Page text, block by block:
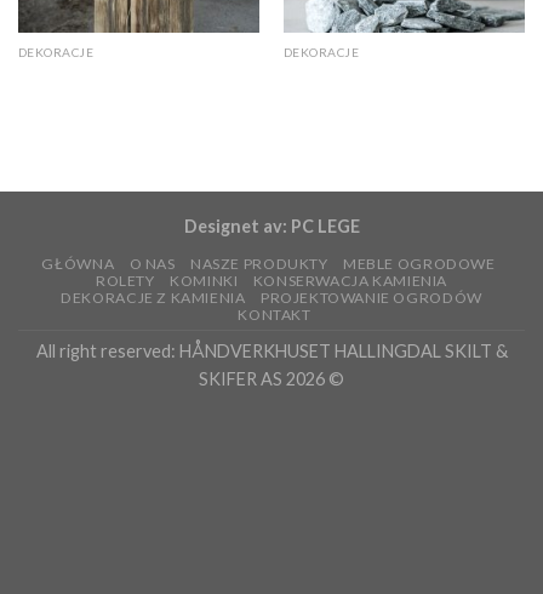
DEKORACJE DEKORACJE
Designet av: PC LEGE
GŁÓWNA O NAS NASZE PRODUKTY
MEBLE OGRODOWE
ROLETY
KOMINKI
KONSERWACJA KAMIENIA
DEKORACJE Z KAMIENIA
PROJEKTOWANIE OGRODÓW
KONTAKT
All right reserved: HÅNDVERKHUSET HALLINGDAL SKILT &
SKIFER AS 2026 ©